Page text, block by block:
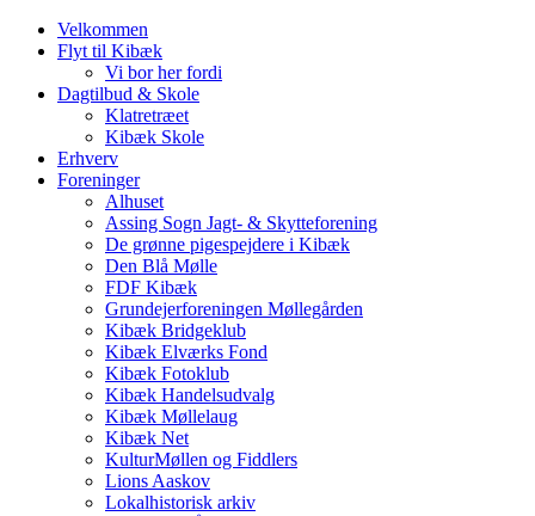
Velkommen
Flyt til Kibæk
Vi bor her fordi
Dagtilbud & Skole
Klatretræet
Kibæk Skole
Erhverv
Foreninger
Alhuset
Assing Sogn Jagt- & Skytteforening
De grønne pigespejdere i Kibæk
Den Blå Mølle
FDF Kibæk
Grundejerforeningen Møllegården
Kibæk Bridgeklub
Kibæk Elværks Fond
Kibæk Fotoklub
Kibæk Handelsudvalg
Kibæk Møllelaug
Kibæk Net
KulturMøllen og Fiddlers
Lions Aaskov
Lokalhistorisk arkiv